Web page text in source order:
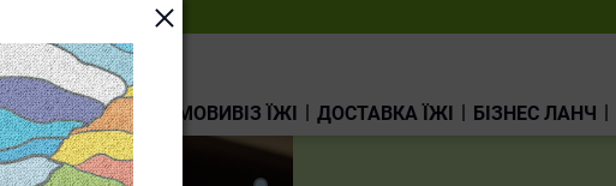
ВИННА КАРТА САМОВИВІЗ ЇЖІ ДОСТАВКА ЇЖІ БІЗНЕС ЛАНЧ